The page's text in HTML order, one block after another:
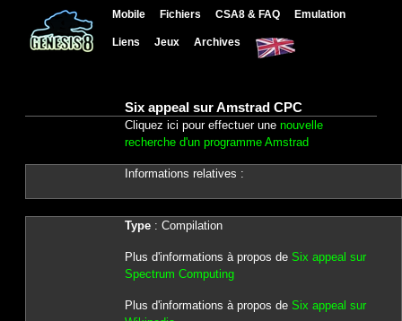
Mobile Fichiers CSA8 & FAQ Emulation
Liens Jeux Archives
Six appeal sur Amstrad CPC
Cliquez ici pour effectuer une nouvelle
recherche d'un programme Amstrad
Informations relatives :
Type: Compilation
Plus d'informations à propos de Six appeal sur
Spectrum Computing
Plus d'informations à propos de Six appeal sur